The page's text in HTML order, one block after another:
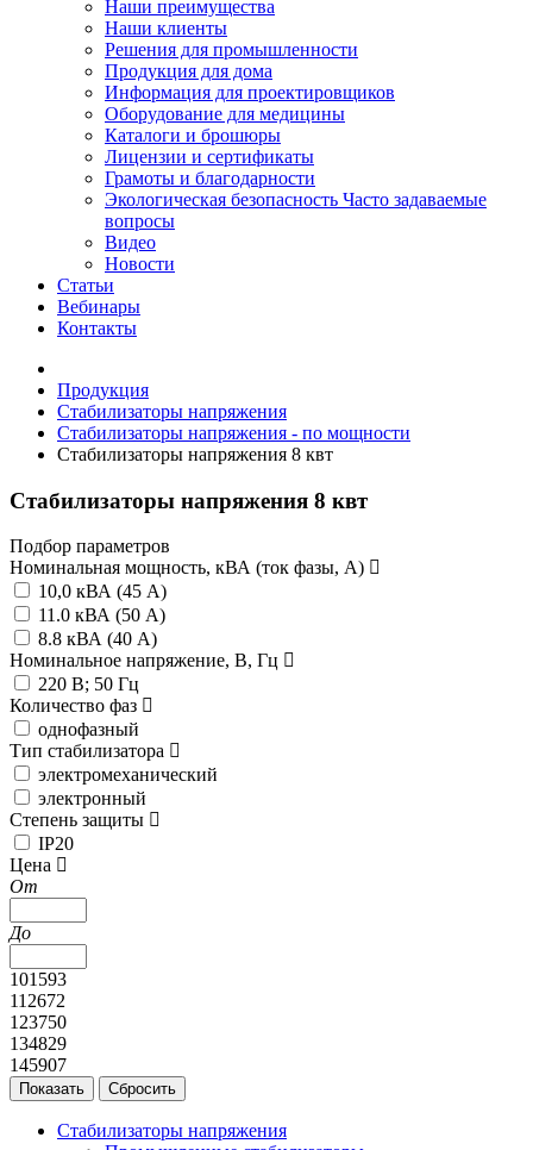
Наши преимущества
Наши клиенты
Решения для промышленности
Продукция для дома
Информация для проектировщиков
Оборудование для медицины
Каталоги и брошюры
Лицензии и сертификаты
Грамоты и благодарности
Экологическая безопасность Часто задаваемые
вопросы
Видео
Новости
Статьи
Вебинары
Контакты
Продукция
Стабилизаторы напряжения
Стабилизаторы напряжения - по мощности
Стабилизаторы напряжения 8 квт
Стабилизаторы напряжения 8 квт
Подбор параметров
Номинальная мощность, кВА (ток фазы, А)
10,0 кВА (45 А)
11.0 кВА (50 А)
8.8 кВА (40 А)
Номинальное напряжение, В, Гц
220 В; 50 Гц
Количество фаз
однофазный
Тип стабилизатора
электромеханический
электронный
Степень защиты
IP20
Цена
От
До
101593
112672
123750
134829
145907
Стабилизаторы напряжения